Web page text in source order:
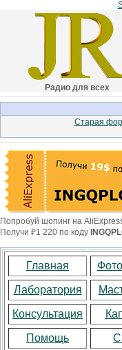
Радио для всех
Старая
Попробуй шопинг на
Получи ₽1 220 по коду
Главная
Лаборатория
Консультация
Помощь